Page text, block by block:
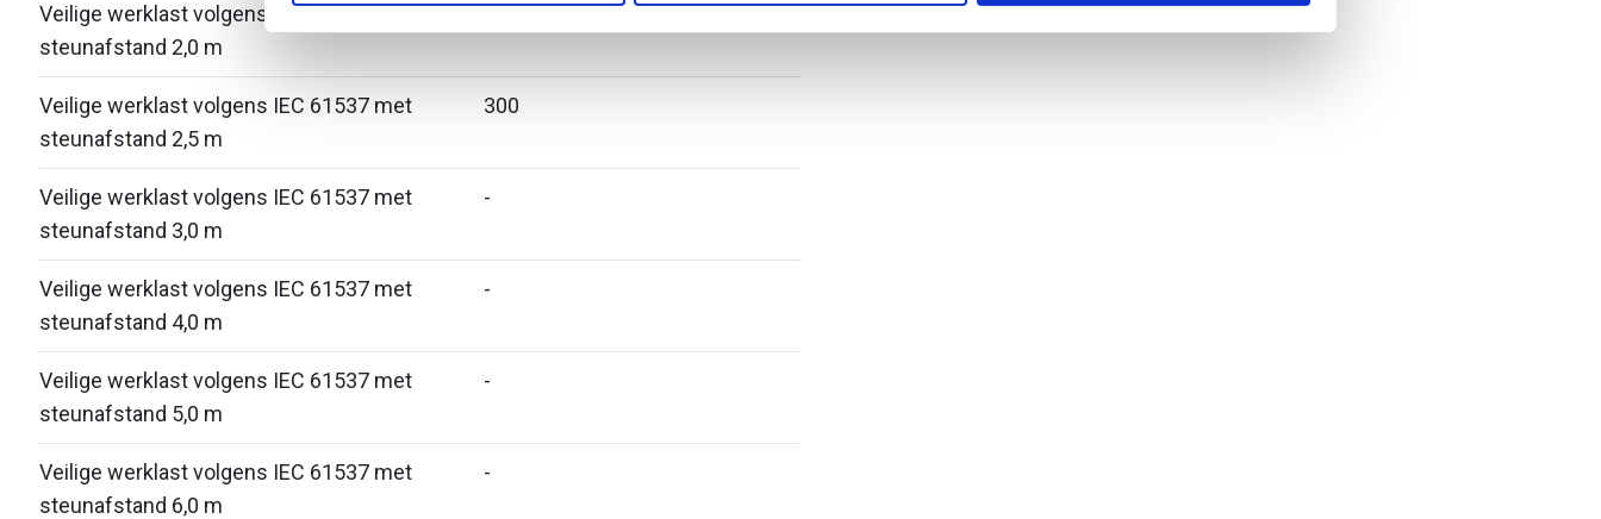
Veilige werklast volgens IEC 61537 met
steunafstand 2,0 m
400
Veilige werklast volgens IEC 61537 met
steunafstand 2,5 m
300
Veilige werklast volgens IEC 61537 met
steunafstand 3,0 m
-
Veilige werklast volgens IEC 61537 met
steunafstand 4,0 m
-
Veilige werklast volgens IEC 61537 met
steunafstand 5,0 m
-
Veilige werklast volgens IEC 61537 met
steunafstand 6,0 m
-